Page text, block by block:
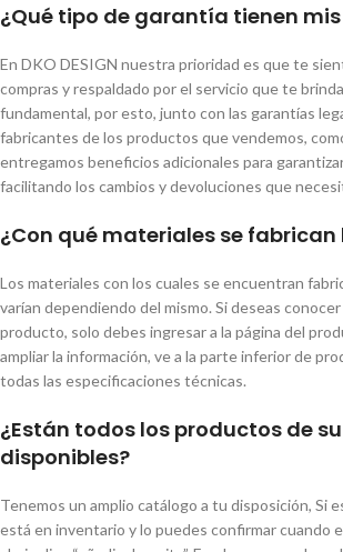
¿Qué tipo de garantía tienen
En DKO DESIGN nuestra prioridad es que te
compras y respaldado por el servicio que te
fundamental, por esto, junto con las garantías
fabricantes de los productos que vendemos,
entregamos beneficios adicionales para
facilitando los cambios y devoluciones que
¿Con qué materiales se
Los materiales con los cuales se encuentran
varían dependiendo del mismo. Si deseas conocer
producto, solo debes ingresar a la página del
ampliar la información, ve a la parte inferior de
todas las especificaciones técnicas.
¿Están todos los productos de
disponibles?
Tenemos un amplio catálogo a tu disposición, Si
está en inventario y lo puedes confirmar cuando